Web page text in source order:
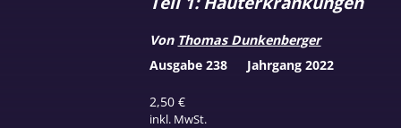
2,50€
inkl. MwSt.
Von Thomas Dunkenberger
Ausgabe 238 Jahrgang 2022